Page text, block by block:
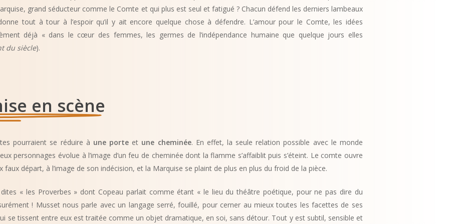
grand séducteur comme le Comte et qui plus est seul et fatigué ? Chacun défend les derniers lambeaux
tout à tour à l’espoir qu’il y ait encore quelque chose à défendre. L’amour pour le Comte, les idées
déjà « dans le cœur des femmes, les germes de l’indépendance humaine que quelque jours elles
du siècle).
en scène
pourraient se réduire à une porte et une cheminée. En effet, la seule relation possible avec le monde
personnages évolue à l’image d’un feu de cheminée dont la flamme s’affaiblit puis s’éteint. Le comte ouvre
départ, à l’image de son indécision, et la Marquise se plaint de plus en plus du froid de la pièce.
« les Proverbes » dont Copeau parlait comme étant « le lieu du théâtre poétique, pour ne pas dire du
! Musset nous parle avec un langage serré, fouillé, pour cerner au mieux toutes les facettes de ses
se tissent entre eux est traitée comme un objet dramatique, en soi, sans détour. Tout y est subtil, sensible et